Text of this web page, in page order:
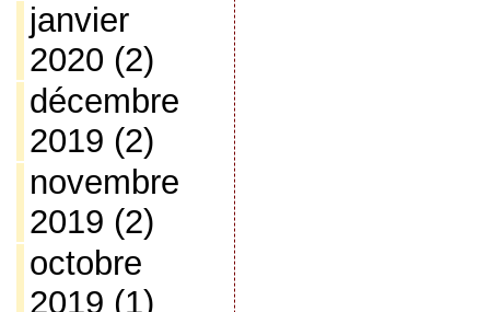
janvier
2020 (2)
décembre
2019 (2)
novembre
2019 (2)
octobre
2019 (1)